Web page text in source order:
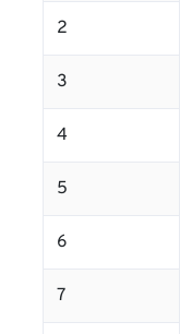
2
3
4
5
6
7